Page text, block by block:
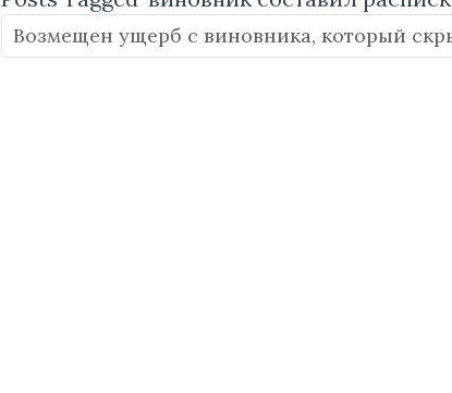
Возмещен ущерб с виновника, который